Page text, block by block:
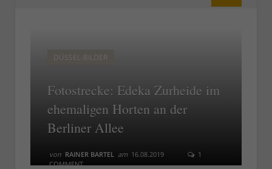
DÜSSEL-BILDER
Fotostrecke: Edeka Zurheide im
ehemaligen Horten an der
Berliner Allee
von RAINER BARTEL am 16.08.2019
1
COMMENT